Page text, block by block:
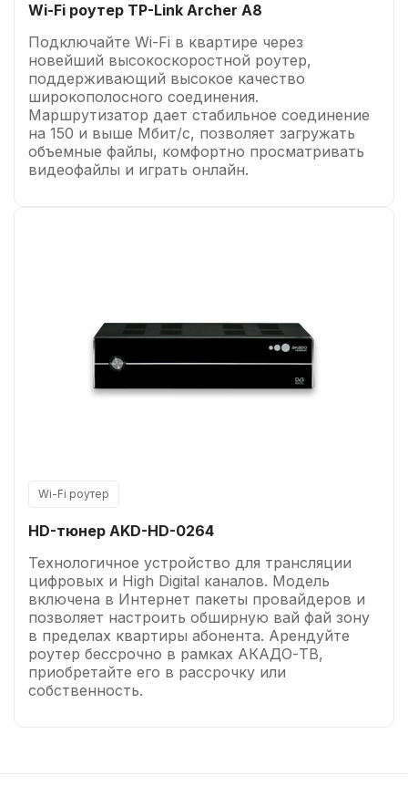
Wi-Fi роутер TP-Link Archer A8
Подключайте Wi-Fi в квартире через
новейший высокоскоростной роутер,
поддерживающий высокое качество
широкополосного соединения.
Маршрутизатор дает стабильное соединение
на 150 и выше Мбит/с, позволяет загружать
объемные файлы, комфортно просматривать
видеофайлы и играть онлайн.
Wi-Fi роутер
HD-тюнер AKD-HD-0264
Технологичное устройство для трансляции
цифровых и High Digital каналов. Модель
включена в Интернет пакеты провайдеров и
позволяет настроить обширную вай фай зону
в пределах квартиры абонента. Арендуйте
роутер бессрочно в рамках АКАДО-ТВ,
приобретайте его в рассрочку или
собственность.